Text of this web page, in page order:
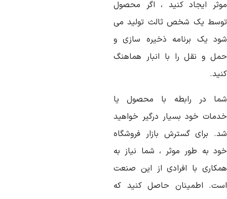
ایجاد کنید ، اگر محصول
یک شخص ثالث تولید می
یک برنامه ذخیره سازی و
و نقل را با انبار هماهنگ
در رابطه با محصول یا
خود بسیار درگیر خواهید
برای گسترش بازار فروشگاه
به طور موثر ، شما نیاز به
با افرادی از این صنعت
اطمینان حاصل کنید که